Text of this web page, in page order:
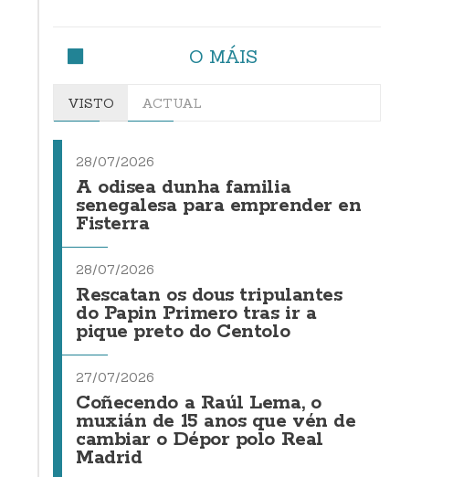
O MÁIS
VISTO ACTUAL
28/07/2026
A odisea dunha familia
senegalesa para emprender en
Fisterra
28/07/2026
Rescatan os dous tripulantes
do Papin Primero tras ir a
pique preto do Centolo
27/07/2026
Coñecendo a Raúl Lema, o
muxián de 15 anos que vén de
cambiar o Dépor polo Real
Madrid